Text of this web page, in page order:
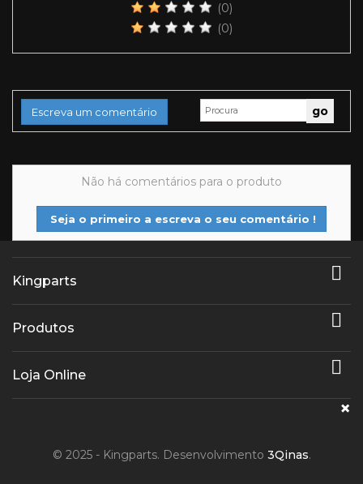
(0)
(0)
Escreva um comentário
Não há comentários para o produto
Seja o primeiro a escreva o seu comentário !
Kingparts 
Produtos 
Loja Online 
×
© 2025 - Kingparts. Desenvolvimento 3Qinas.